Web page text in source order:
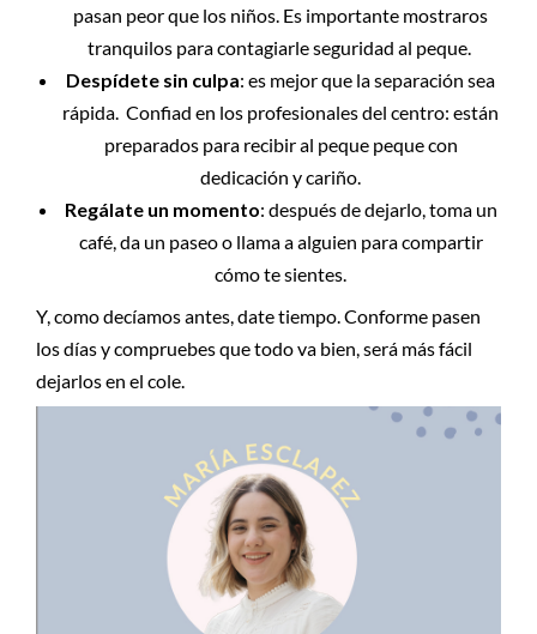
pasan peor que los niños. Es importante mostraros
tranquilos para contagiarle seguridad al peque.
Despídete sin culpa: es mejor que la separación sea
rápida. Confiad en los profesionales del centro: están
preparados para recibir al peque peque con
dedicación y cariño.
Regálate un momento: después de dejarlo, toma un
café, da un paseo o llama a alguien para compartir
cómo te sientes.
Y, como decíamos antes, date tiempo. Conforme pasen
los días y compruebes que todo va bien, será más fácil
dejarlos en el cole.